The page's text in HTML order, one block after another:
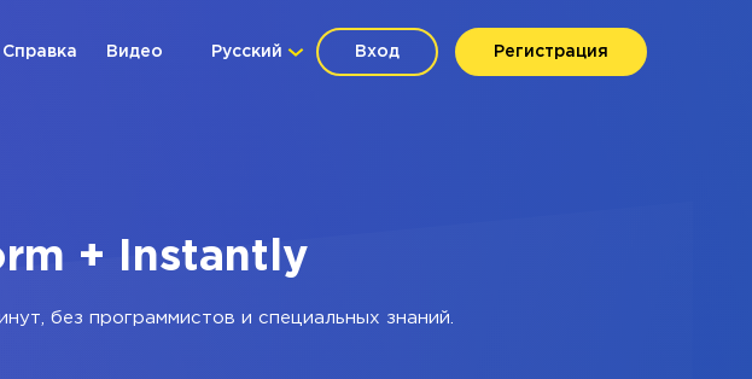
Вход Регистрация
Русский
Справка Видео
+ Instantly
без программистов и специальных знаний.